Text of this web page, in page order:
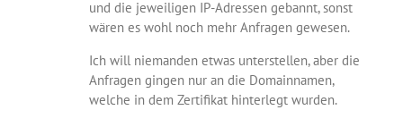
und die jeweiligen IP-Adressen gebannt, sonst
wären es wohl noch mehr Anfragen gewesen.
Ich will niemanden etwas unterstellen, aber die
Anfragen gingen nur an die Domainnamen,
welche in dem Zertifikat hinterlegt wurden.